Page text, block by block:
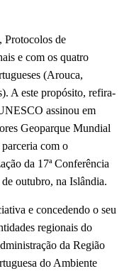
Protocolos de
e com os quatro
(Arouca,
A este propósito, refira-
assinou em
Geoparque Mundial
com o
da 17ª Conferência
outubro, na Islândia.
e concedendo o seu
regionais do
da Região
do Ambiente